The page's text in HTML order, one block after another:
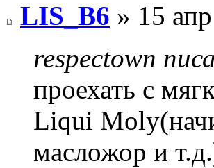
LIS_B6 » 15
respectown
проехать с
Liqui
масложор и